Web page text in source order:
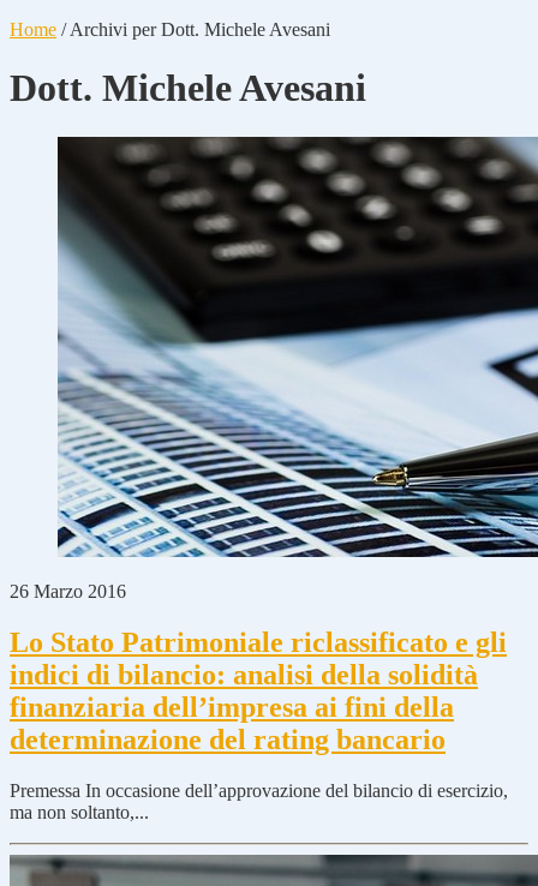
Home /Archivi per Dott. Michele Avesani
Dott. Michele Avesani
26 Marzo 2016
Lo Stato Patrimoniale riclassificato e gli
indici di bilancio: analisi della solidità
finanziaria dell’impresa ai fini della
determinazione del rating bancario
Premessa In occasione dell’approvazione del bilancio di esercizio,
ma non soltanto,...